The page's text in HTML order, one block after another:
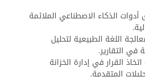
أدوات الذكاء الاصطناعي الملائمة
اللغة الطبيعية لتحليل
في التقارير.
القرار في إدارة الخزانة
المتقدمة.